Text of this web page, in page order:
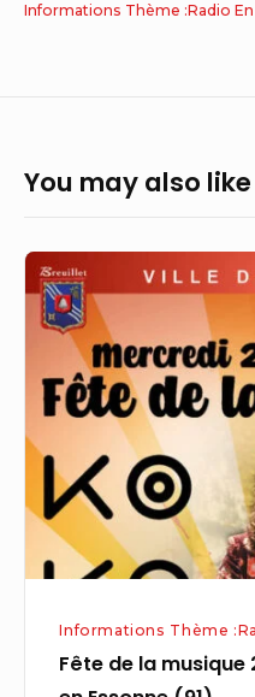
Informations Thème :Radio
You may also like
Fête
de
musique
2009
:
programme
Essonne
Informations Thème
Fête de la